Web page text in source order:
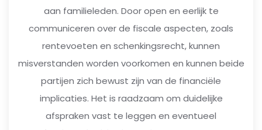
aan familieleden. Door open en eerlijk te
communiceren over de fiscale aspecten, zoals
rentevoeten en schenkingsrecht, kunnen
misverstanden worden voorkomen en kunnen beide
partijen zich bewust zijn van de financiële
implicaties. Het is raadzaam om duidelijke
afspraken vast te leggen en eventueel